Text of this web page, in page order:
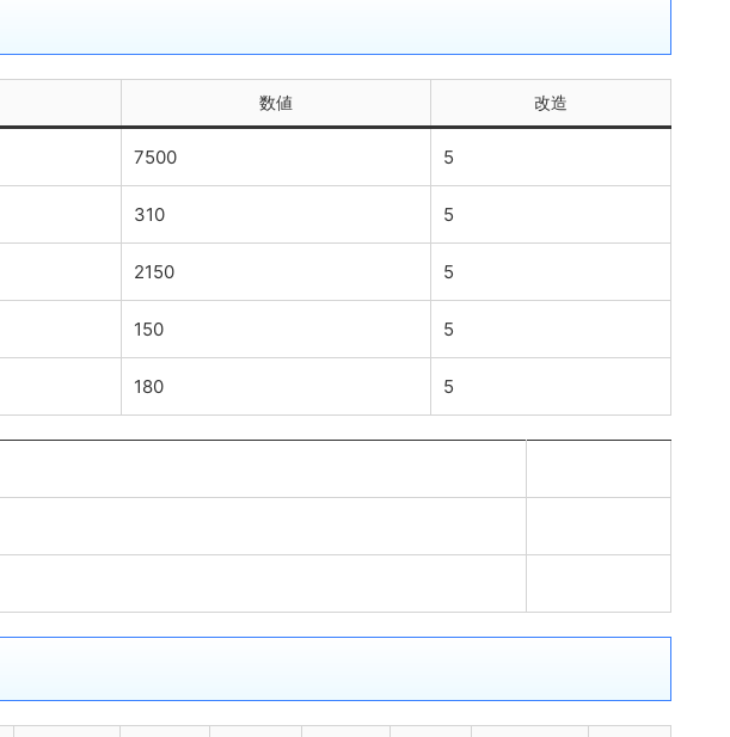
数値 改造
7500 5
310 5
2150 5
150 5
180 5